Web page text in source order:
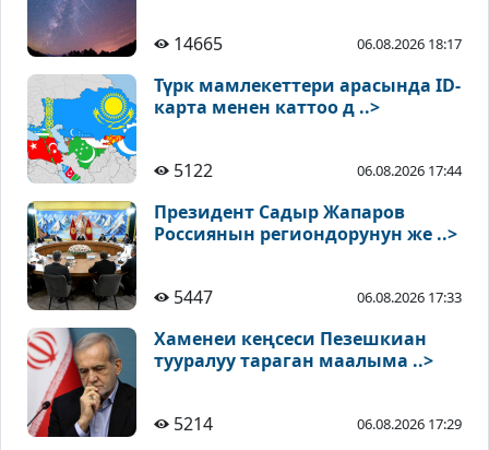
14665 06.08.2026 18:17
Түрк мамлекеттери арасында ID-
карта менен каттоо д ..>
5122 06.08.2026 17:44
Президент Садыр Жапаров
Россиянын региондорунун же ..>
5447 06.08.2026 17:33
Хаменеи кеңсеси Пезешкиан
тууралуу тараган маалыма ..>
5214 06.08.2026 17:29